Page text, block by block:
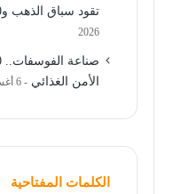
تقود سباق الذهب و150 شركة تنشط بالقطاع
2026
الأمن الغذائي
6 أغسطس، 2026
الكلمات المفتاحية